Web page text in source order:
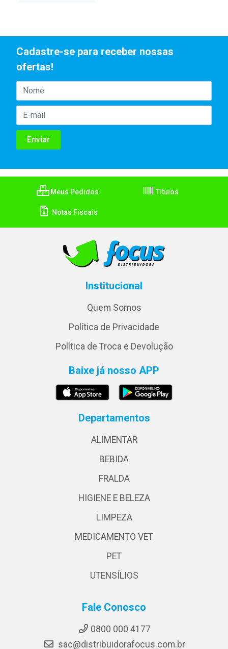
Cadastre-se para receber nossas
ofertas!
Meus Pedidos Títulos
Notas Fiscais
Institucional
Quem Somos
Política de Privacidade
Política de Troca e Devolução
Baixe já nosso APP
Departamentos
ALIMENTAR
BEBIDA
FRALDA
HIGIENE E BELEZA
LIMPEZA
MEDICAMENTO VET
PET
UTENSÍLIOS
Fale Conosco
0800 000 4177
sac@distribuidorafocus.com.br